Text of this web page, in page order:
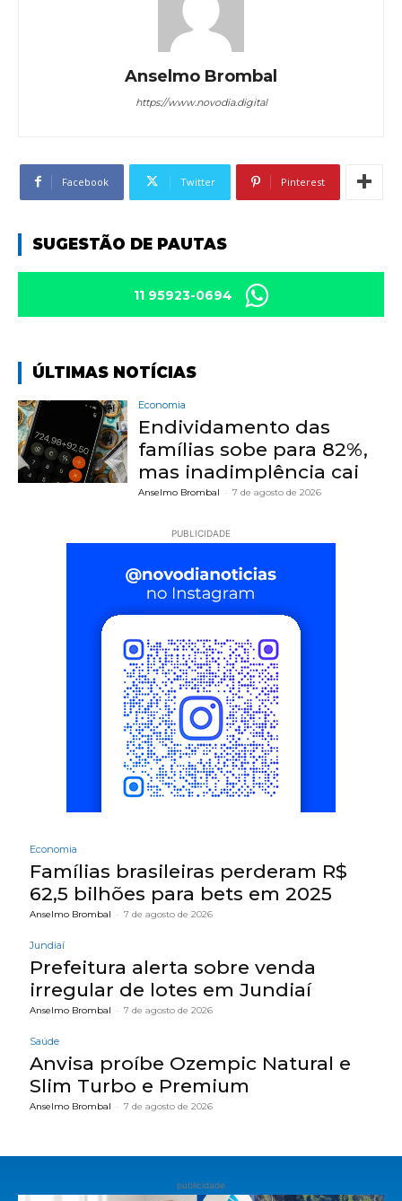
Anselmo Brombal
https://www.novodia.digital
Facebook Twitter Pinterest
SUGESTÃO DE PAUTAS
11 95923-0694
ÚLTIMAS NOTÍCIAS
Economia
Endividamento das
famílias sobe para 82%,
mas inadimplência cai
Anselmo Brombal - 7 de agosto de 2026
PUBLICIDADE
Economia
Famílias brasileiras perderam R$
62,5 bilhões para bets em 2025
Anselmo Brombal - 7 de agosto de 2026
Jundiaí
Prefeitura alerta sobre venda
irregular de lotes em Jundiaí
Anselmo Brombal - 7 de agosto de 2026
Saúde
Anvisa proíbe Ozempic Natural e
Slim Turbo e Premium
Anselmo Brombal - 7 de agosto de 2026
publicidade